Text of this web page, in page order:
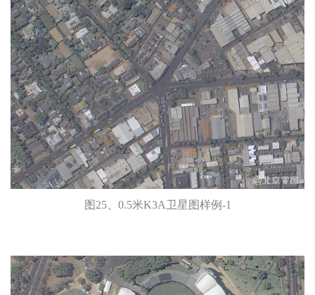
图25、0.5米K3A卫星图样例-1